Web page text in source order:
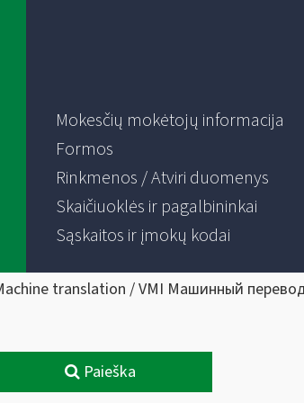
Mokesčių mokėtojų informacija
Formos
Rinkmenos / Atviri duomenys
Skaičiuoklės ir pagalbininkai
Sąskaitos ir įmokų kodai
translation / VMI Машинный
Paieška